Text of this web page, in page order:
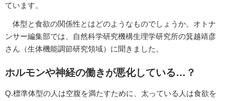
ています。
体型と食欲の関係性とはどのようなものでしょうか。オトナ
ンサー編集部では、自然科学研究機構生理学研究所の箕越靖彦
さん（生体機能調節研究領域）に聞きました。
ホルモンや神経の働きが悪化している…？
Q.標準体型の人は空腹を満たすために、太っている人は食欲を